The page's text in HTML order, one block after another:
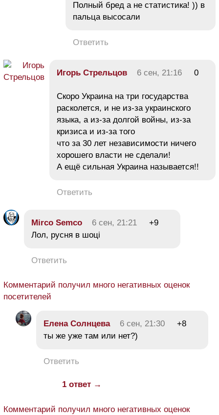
Полный бред а не статистика! )) в
пальца высосали
Ответить
Игорь Стрельцов 6 сен, 21:16 0
Скоро Украина на три государства
расколется, и не из-за украинского
языка, а из-за долгой войны, из-за
кризиса и из-за того
что за 30 лет независимости ничего
хорошего власти не сделали!
А ещё сильная Украина называется!!
Ответить
Mirco Semco 6 сен, 21:21
+9
Лол, русня в шоці
Ответить
Комментарий получил много негативных оценок
посетителей
Елена Солнцева 6 сен, 21:30
+8
ты же уже там или нет?)
Ответить
1 ответ →
Комментарий получил много негативных оценок